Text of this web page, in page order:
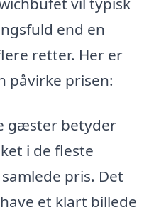
end en
retter. Her er
påvirke prisen:
gæster betyder
i de fleste
pris. Det
et klart billede